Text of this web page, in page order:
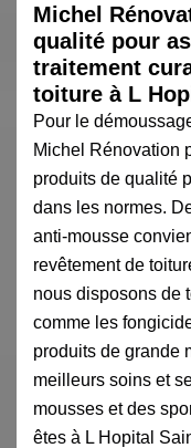
Michel
qualité pour
traitement
toiture à L
Pour le
Michel Rénovation
produits de qualité
dans les normes.
anti-mousse
revêtement de
nous disposons de
comme les
produits de grande
meilleurs soins et
mousses et des
êtes à L Hopital